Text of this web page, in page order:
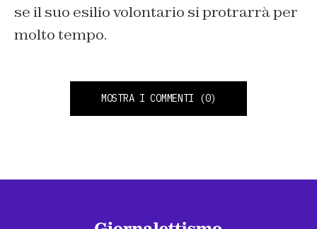
se il suo esilio volontario si protrarrà per
molto tempo.
MOSTRA I COMMENTI (0)